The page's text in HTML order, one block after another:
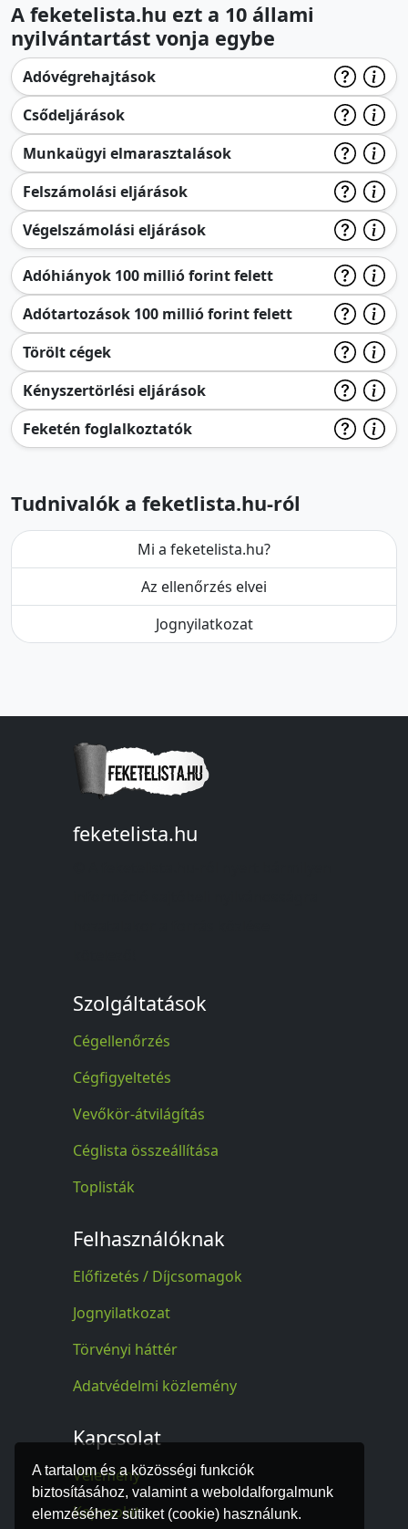
A tartalom és a közösségi funkciók
biztosításához, valamint a weboldalforgalmunk
elemzéséhez sütiket (cookie) használunk.
A feketelista.hu ezt a 10 állami
nyilvántartást vonja egybe
Adóvégrehajtások
Csődeljárások
Munkaügyi elmarasztalások
Felszámolási eljárások
Végelszámolási eljárások
Adóhiányok 100 millió forint felett
Adótartozások 100 millió forint felett
Törölt cégek
Kényszertörlési eljárások
Feketén foglalkoztatók
Tudnivalók a feketlista.hu-ról
Mi a feketelista.hu?
Az ellenőrzés elvei
Jognyilatkozat
feketelista.hu
Szolgáltatások
Cégellenőrzés
Cégfigyeltetés
Vevőkör-átvilágítás
Céglista összeállítása
Toplisták
Felhasználóknak
Előfizetés / Díjcsomagok
Jognyilatkozat
Törvényi háttér
Adatvédelmi közlemény
Kapcsolat
Vélemény
Kapcsolat